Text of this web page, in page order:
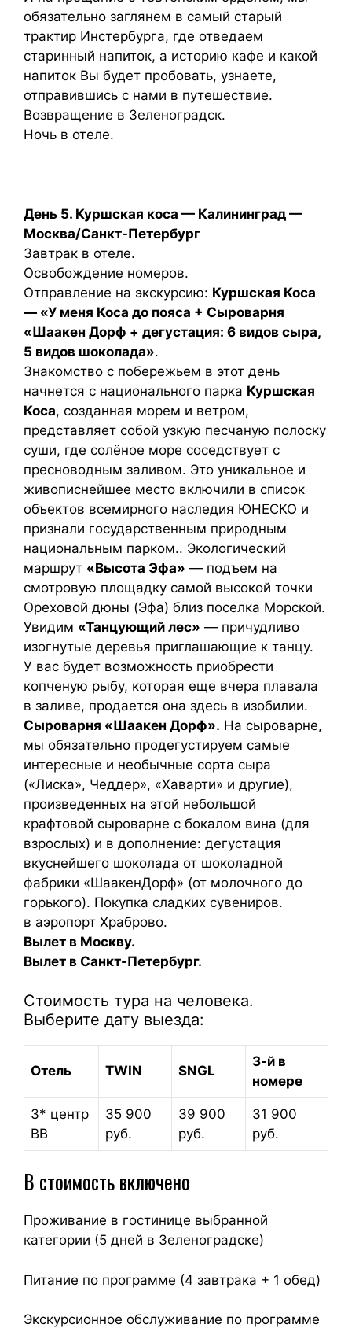
обязательно заглянем в самый старый
трактир Инстербурга, где отведаем
старинный напиток, а историю кафе и какой
напиток Вы будет пробовать, узнаете,
отправившись с нами в путешествие.
Возвращение в Зеленоградск.
Ночь в отеле.
День 5. Куршская коса — Калининград —
Москва/Санкт-Петербург
Завтрак в отеле.
Освобождение номеров.
Отправление на экскурсию: Куршская Коса
— «У меня Коса до пояса + Сыроварня
«Шаакен Дорф + дегустация: 6 видов сыра,
5 видов шоколада».
Знакомство с побережьем в этот день
начнется с национального парка Куршская
Коса, созданная морем и ветром,
представляет собой узкую песчаную полоску
суши, где солёное море соседствует с
пресноводным заливом. Это уникальное и
живописнейшее место включили в список
объектов всемирного наследия ЮНЕСКО и
признали государственным природным
национальным парком.. Экологический
маршрут «Высота Эфа» — подъем на
смотровую площадку самой высокой точки
Ореховой дюны (Эфа) близ поселка Морской.
Увидим «Танцующий лес» — причудливо
изогнутые деревья приглашающие к танцу.
У вас будет возможность приобрести
копченую рыбу, которая еще вчера плавала
в заливе, продается она здесь в изобилии.
Сыроварня «Шаакен Дорф». На сыроварне,
мы обязательно продегустируем самые
интересные и необычные сорта сыра
(«Лиска», Чеддер», «Хаварти» и другие),
произведенных на этой небольшой
крафтовой сыроварне с бокалом вина (для
взрослых) и в дополнение: дегустация
вкуснейшего шоколада от шоколадной
фабрики «ШаакенДорф» (от молочного до
горького). Покупка сладких сувениров.
в аэропорт Храброво.
Вылет в Москву.
Вылет в Санкт-Петербург.
Стоимость тура на человека.
Выберите дату выезда:
Отель TWIN SNGL
3-й в
номере
3* центр
BB
35 900
руб.
39 900
руб.
31 900
руб.
В стоимость включено
Проживание в гостинице выбранной
категории (5 дней в Зеленоградске)
Питание по программе (4 завтрака + 1 обед)
Экскурсионное обслуживание по программе